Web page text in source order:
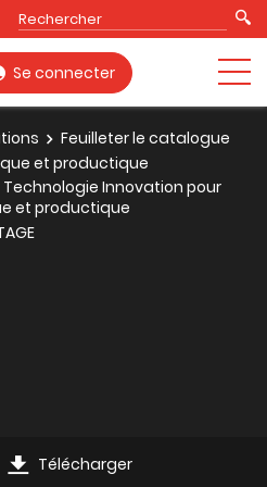
Se connecter
Feuilleter le catalogue
et productique
Innovation pour
et productique
Télécharger